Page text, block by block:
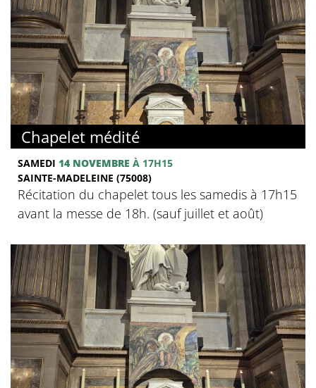
Chapelet médité
SAMEDI 14 NOVEMBRE À 17H15
SAINTE-MADELEINE (75008)
Récitation du chapelet tous les samedis à 17h15
avant la messe de 18h. (sauf juillet et août)